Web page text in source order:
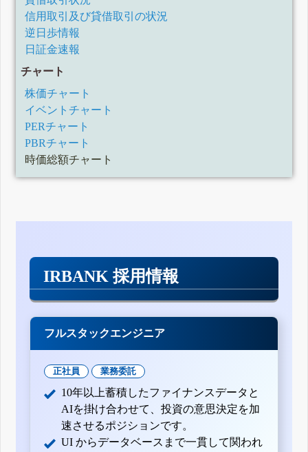
信用取引及び貸借取引の状況
逆日歩情報
日証金速報
チャート
株価チャート
イベントチャート
PERチャート
PBRチャート
時価総額チャート
IRBANK 採用情報
フルスタックエンジニア
正社員 業務委託
10年以上蓄積したファイナンスデータと
AIを掛け合わせて、投資の意思決定を加
速させるポジションです。
UI からデータベースまで一貫して関われ